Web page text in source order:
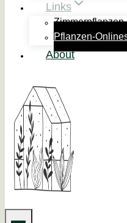
Links
Pflanzen-
About